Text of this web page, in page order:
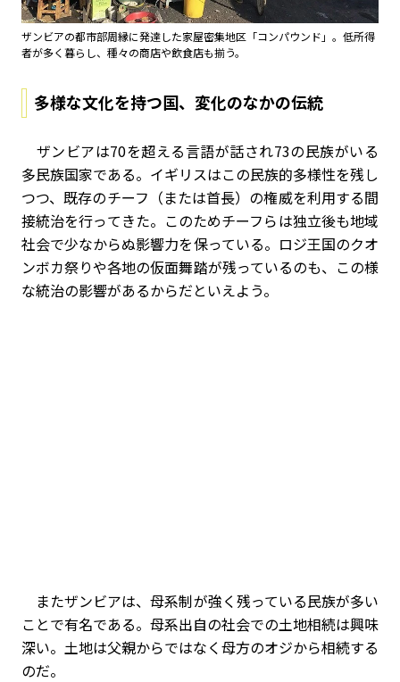
ザンビアの都市部周縁に発達した家屋密集地区「コンパウンド」。低所得
者が多く暮らし、種々の商店や飲食店も揃う。
多様な文化を持つ国、変化のなかの伝統
ザンビアは70を超える言語が話され73の民族がいる
多民族国家である。イギリスはこの民族的多様性を残し
つつ、既存のチーフ（または首長）の権威を利用する間
接統治を行ってきた。このためチーフらは独立後も地域
社会で少なからぬ影響力を保っている。ロジ王国のクオ
ンボカ祭りや各地の仮面舞踏が残っているのも、この様
な統治の影響があるからだといえよう。
またザンビアは、母系制が強く残っている民族が多い
ことで有名である。母系出自の社会での土地相続は興味
深い。土地は父親からではなく母方のオジから相続する
のだ。